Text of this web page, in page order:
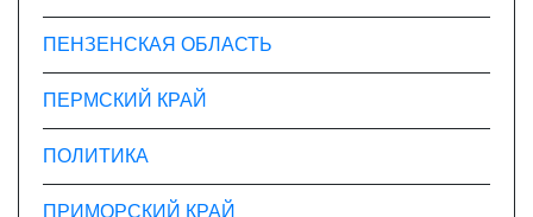
ПЕНЗЕНСКАЯ ОБЛАСТЬ
ПЕРМСКИЙ КРАЙ
ПОЛИТИКА